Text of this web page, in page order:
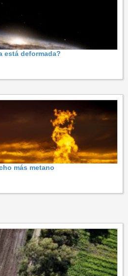
está deformada?
más metano